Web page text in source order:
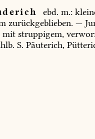
ebd. m.:
zurückgeblieben. —
mit struppigem,
. S. Päuterich,